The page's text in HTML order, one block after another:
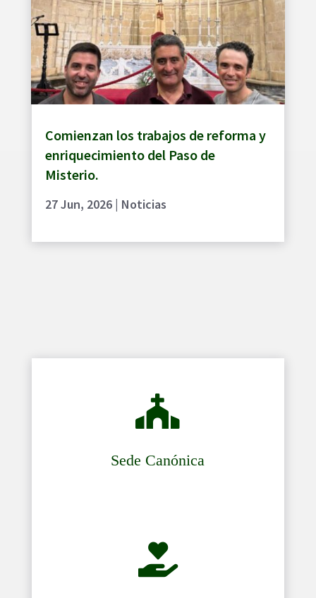
Comienzan los trabajos de reforma y
enriquecimiento del Paso de
Misterio.
27 Jun, 2026| Noticias

Sede Canónica
